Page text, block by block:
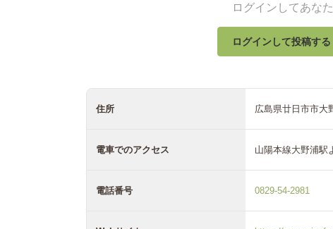
ログインしてあな
ログインして投稿する
住所 広島県廿日市市大
電車でのアクセス 山陽本線大野浦駅
電話番号 0829-54-2981